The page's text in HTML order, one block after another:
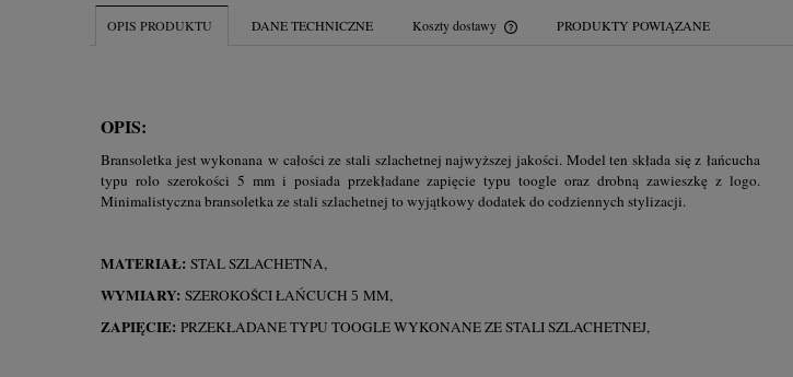
OPIS PRODUKTU DANE TECHNICZNE Koszty dostawy PRODUKTY POWIĄZANE
OPIS:
Bransoletka jest wykonana w całości ze stali szlachetnej najwyższej jakości. Model ten składa się z łańcucha
typu rolo szerokości 5 mm i posiada przekładane zapięcie typu toogle oraz drobną zawieszkę z logo.
Minimalistyczna bransoletka ze stali szlachetnej to wyjątkowy dodatek do codziennych stylizacji.
MATERIAŁ: STAL SZLACHETNA,
WYMIARY: SZEROKOŚCI ŁAŃCUCH 5 MM,
ZAPIĘCIE: PRZEKŁADANE TYPU TOOGLE WYKONANE ZE STALI SZLACHETNEJ,